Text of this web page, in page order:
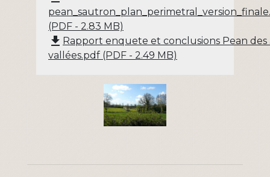
(PDF - 2.83 MB)
file_download Rapport enquete et conclusions Pean des
vallées.pdf (PDF - 2.49 MB)